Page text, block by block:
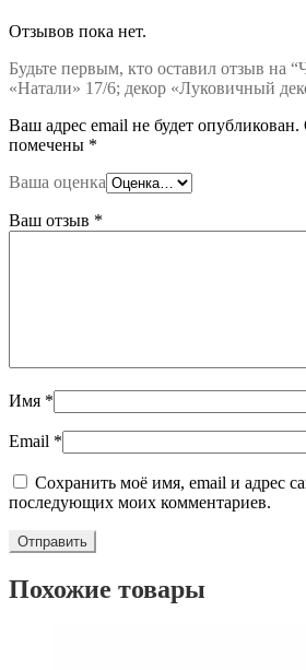
Отзывов пока нет.
Будьте первым, кто оставил отзыв на
«Натали» 17/6; декор «Луковичный
Ваш адрес email не будет опубликован.
помечены *
Ваша оценка
Ваш отзыв *
Имя *
Email *
Сохранить моё имя, email и адрес
последующих моих комментариев.
Похожие товары